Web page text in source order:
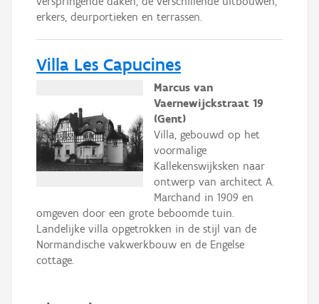
erkers, deurportieken en terrassen.
Villa Les Capucines
Marcus van
Vaernewijckstraat 19
(Gent)
Villa, gebouwd op het
voormalige
Kallekenswijksken naar
ontwerp van architect A.
Marchand in 1909 en
omgeven door een grote beboomde tuin.
Landelijke villa opgetrokken in de stijl van de
Normandische vakwerkbouw en de Engelse
cottage.